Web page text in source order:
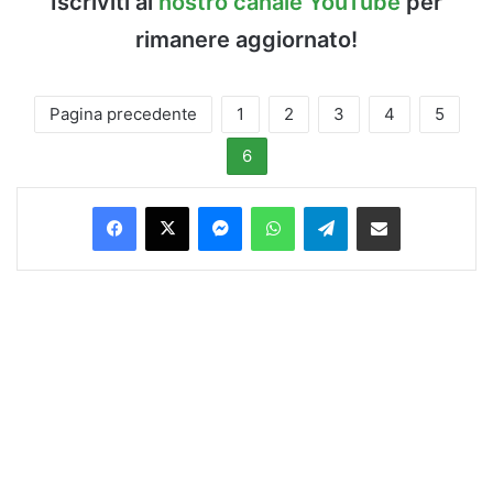
rimanere aggiornato!
Pagina precedente 1 2 3 4
5
6
Facebook
X MessengerWhatsAppTelegramCondividi via Email